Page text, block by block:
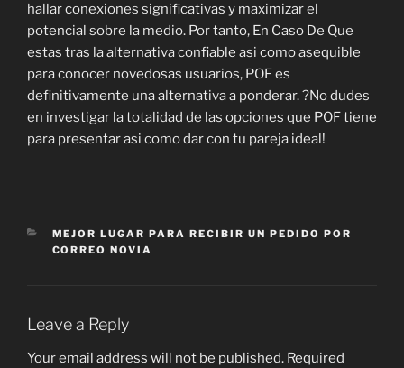
hallar conexiones significativas y maximizar el
potencial sobre la medio. Por tanto, En Caso De Que
estas tras la alternativa confiable asi como asequible
para conocer novedosas usuarios, POF es
definitivamente una alternativa a ponderar. ?No dudes
en investigar la totalidad de las opciones que POF tiene
para presentar asi como dar con tu pareja ideal!
CATEGORIES
MEJOR LUGAR PARA RECIBIR UN PEDIDO POR
CORREO NOVIA
Leave a Reply
Your email address will not be published. Required